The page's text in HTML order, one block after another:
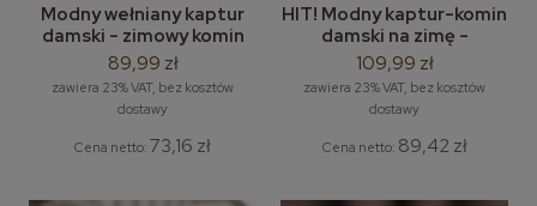
Modny wełniany kaptur
damski - zimowy komin
damski - kominiarka -
balaclava
89,99 zł
zawiera 23% VAT, bez kosztów
dostawy
Cena netto: 73,16 zł
HIT! Modny kaptur-komin
damski na zimę -
balaclava z
syntetycznego moheru
109,99 zł
zawiera 23% VAT, bez kosztów
dostawy
Cena netto: 89,42 zł